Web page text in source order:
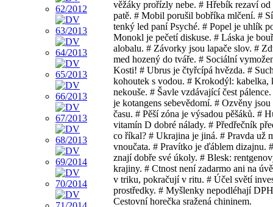
věžáky prořízly nebe. # Hřebík rezaví
patě. # Mobil porušil bobříka mlčení. #
tenký led paní Psyché. # Popel je uhlík
Monokl je pečetí diskuse. # Láska je
alobalu. # Závorky jsou lapače slov. #
med hozený do tváře. # Sociální
Kosti! # Ubrus je čtyřcípá hvězda. #
kohoutek s vodou. # Krokodýl: kabelka,
nekouše. # Šavle vzdávající čest
je kotangens sebevědomí. # Ozvěny jsou
času. # Pěší zóna je výsadou pěšáků. #
vitamín D dobré nálady. # Předřečník
co říkal? # Ukrajina je jiná. # Pravda už
vnoučata. # Pravítko je ďáblem dizajnu.
znají dobře své úkoly. # Blesk:
krajiny. # Ctnost není zadarmo ani na
v triku, pokračují v ritu. # Účel světí
prostředky. # Myšlenky nepodléhají
Cestovní horečka sražená chininem.